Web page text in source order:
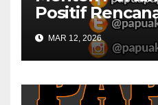
Positif
Sawah dan
Barat
MAR 12, 2026